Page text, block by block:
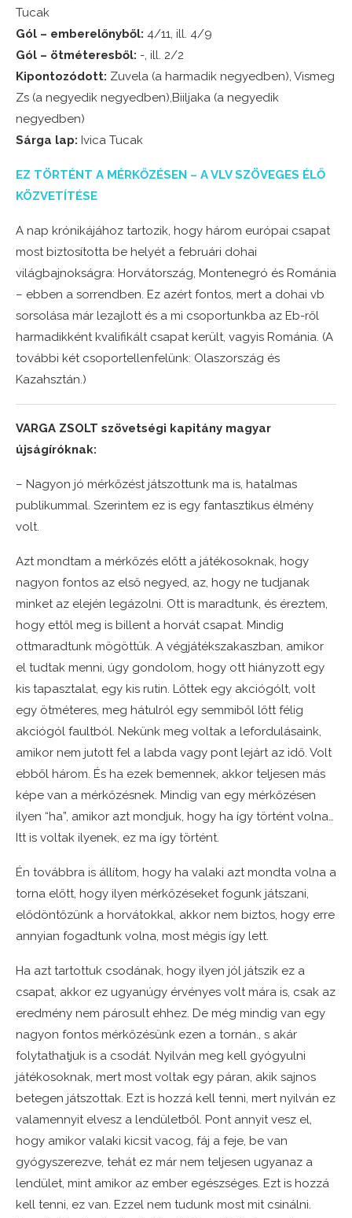
Tucak
Gól – emberelőnyből: 4/11, ill. 4/9
Gól – ötméteresből: -, ill. 2/2
Kipontozódott: Zuvela (a harmadik negyedben), Vismeg
Zs (a negyedik negyedben),Biiljaka (a negyedik
negyedben)
Sárga lap: Ivica Tucak
EZ TÖRTÉNT A MÉRKŐZÉSEN – A VLV SZÖVEGES ÉLŐ
KÖZVETÍTÉSE
A nap krónikájához tartozik, hogy három európai csapat
most biztosította be helyét a februári dohai
világbajnokságra: Horvátország, Montenegró és Románia
– ebben a sorrendben. Ez azért fontos, mert a dohai vb
sorsolása már lezajlott és a mi csoportunkba az Eb-ről
harmadikként kvalifikált csapat került, vagyis Románia. (A
további két csoportellenfelünk: Olaszország és
Kazahsztán.)
VARGA ZSOLT szövetségi kapitány magyar
újságíróknak:
– Nagyon jó mérkőzést játszottunk ma is, hatalmas
publikummal. Szerintem ez is egy fantasztikus élmény
volt.
Azt mondtam a mérkőzés előtt a játékosoknak, hogy
nagyon fontos az első negyed, az, hogy ne tudjanak
minket az elején legázolni. Ott is maradtunk, és éreztem,
hogy ettől meg is billent a horvát csapat. Mindig
ottmaradtunk mögöttük. A végjátékszakaszban, amikor
el tudtak menni, úgy gondolom, hogy ott hiányzott egy
kis tapasztalat, egy kis rutin. Lőttek egy akciógólt, volt
egy ötméteres, meg hátulról egy semmiből lőtt félig
akciógól faultból. Nekünk meg voltak a lefordulásaink,
amikor nem jutott fel a labda vagy pont lejárt az idő. Volt
ebből három. És ha ezek bemennek, akkor teljesen más
képe van a mérkőzésnek. Mindig van egy mérkőzésen
ilyen “ha”, amikor azt mondjuk, hogy ha így történt volna…
Itt is voltak ilyenek, ez ma így történt.
Én továbbra is állítom, hogy ha valaki azt mondta volna a
torna előtt, hogy ilyen mérkőzéseket fogunk játszani,
elődöntőzünk a horvátokkal, akkor nem biztos, hogy erre
annyian fogadtunk volna, most mégis így lett.
Ha azt tartottuk csodának, hogy ilyen jól játszik ez a
csapat, akkor ez ugyanúgy érvényes volt mára is, csak az
eredmény nem párosult ehhez. De még mindig van egy
nagyon fontos mérkőzésünk ezen a tornán., s akár
folytathatjuk is a csodát. Nyilván meg kell gyógyulni
játékosoknak, mert most voltak egy páran, akik sajnos
betegen játszottak. Ezt is hozzá kell tenni, mert nyilván ez
valamennyit elvesz a lendületből. Pont annyit vesz el,
hogy amikor valaki kicsit vacog, fáj a feje, be van
gyógyszerezve, tehát ez már nem teljesen ugyanaz a
lendület, mint amikor az ember egészséges. Ezt is hozzá
kell tenni, ez van. Ezzel nem tudunk most mit csinálni.